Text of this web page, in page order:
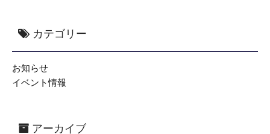
カテゴリー
お知らせ
イベント情報
アーカイブ